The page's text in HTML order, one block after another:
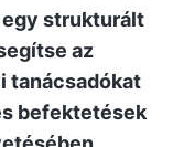
strukturált
az
tanácsadókat
befektetések